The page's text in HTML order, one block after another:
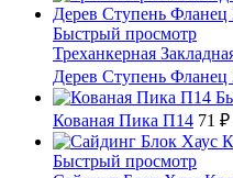
Быстрый просмотр
Треханкерная
Дерев Ступень
Кованая Пика П14 71 ₽
Быстрый просмотр